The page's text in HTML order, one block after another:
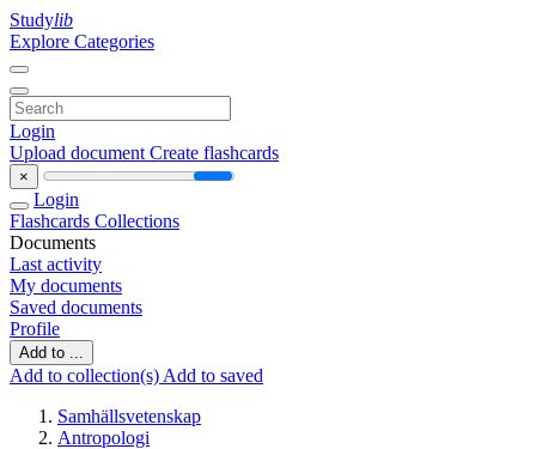
Studylib
Explore Categories
Login
Upload document Create flashcards
×
Login
Flashcards Collections
Documents
Last activity
My documents
Saved documents
Profile
Add to ...
Add to collection(s) Add to saved
Samhällsvetenskap
Antropologi